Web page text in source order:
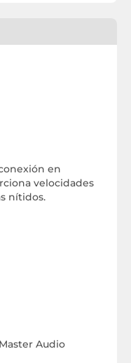
en
velocidades
nítidos.
Audio